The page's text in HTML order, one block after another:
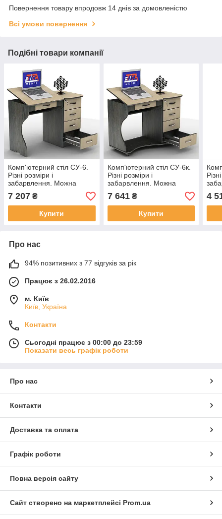
Повернення товару впродовж 14 днів за домовленістю
Всі умови повернення
Подібні товари компанії
Комп'ютерний стіл СУ-6.
Різні розміри і
забарвлення. Можна
купувати окремі
комплектуючі.
7 207 ₴
Купити
Комп'ютерний стіл СУ-6к.
Різні розміри і
забарвлення. Можна
купувати окремі
комплектуючі.
7 641₴
Купити
4
Про нас
94% позитивних з 77 відгуків за рік
Працює з 26.02.2016
м. Київ
Київ, Україна
Контакти
Сьогодні працює з 00:00 до 23:59
Показати весь графік роботи
Про нас
Контакти
Доставка та оплата
Графік роботи
Повна версія сайту
Сайт створено на маркетплейсі Prom.ua